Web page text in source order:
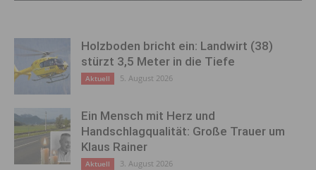
Holzboden bricht ein: Landwirt (38)
stürzt 3,5 Meter in die Tiefe
Aktuell 5. August 2026
Ein Mensch mit Herz und
Handschlagqualität: Große Trauer um
Klaus Rainer
Aktuell 3. August 2026